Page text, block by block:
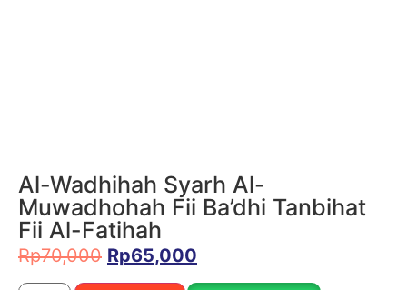
Al-Wadhihah Syarh Al-
Muwadhohah Fii Ba’dhi Tanbihat
Fii Al-Fatihah
Rp70,000 Rp65,000